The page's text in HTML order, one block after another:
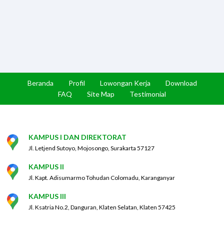
Beranda Profil Lowongan Kerja
Download
FAQ
Site Map Testimonial
KAMPUS I DAN DIREKTORAT
Jl. Letjend Sutoyo, Mojosongo, Surakarta 57127
KAMPUS II
Jl. Kapt. Adisumarmo Tohudan Colomadu, Karanganyar
KAMPUS III
Jl. Ksatria No.2, Danguran, Klaten Selatan, Klaten 57425